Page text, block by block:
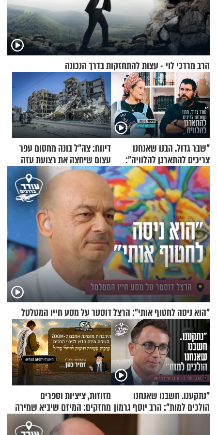
הרב מרדכי לוי - עצות להתחזקות בדרך הנכונה
"שבר גדול. הבנו שאנחנו
צריכים להתארגן להלוויה":
זוגיות במבחן, הפעם עם מרים
וגד דנינו
דיווח: צה"ל בונה מחסום עפר
עצום שיחצה את רצועת עזה
לשניים
"הוא ניסה לחטוף אותי": הרצל דוסטר על מסע חייו המטלטל
"נתקענו. חשבנו שאנחנו
הולכים למות": הרב יוסף גרמון
מזוזות, ציציות וספרים
מחזקים: המיזם שיביא שמירה
רוחנית לאלפי חיילי צה"ל